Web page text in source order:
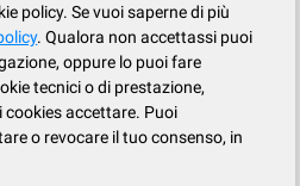
policy. Se vuoi saperne di più
. Qualora non accettassi puoi
oppure lo puoi fare
tecnici o di prestazione,
cookies accettare. Puoi
o revocare il tuo consenso, in